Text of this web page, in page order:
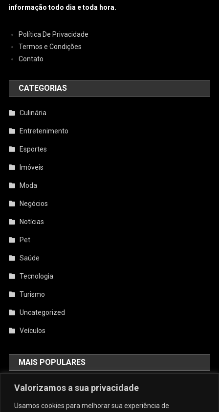
Valorizamos a sua privacidade
Usamos cookies para melhorar sua experiência de
informação todo dia e toda hora.
Política De Privacidade
Termos e Condições
Contato
CATEGORIAS
Culinária
Entretenimento
Esportes
Imóveis
Moda
Negócios
Notícias
Pet
Saúde
Tecnologia
Turismo
Uncategorized
Veículos
MAIS POPULARES
AquiCupom: O Melhor Site De